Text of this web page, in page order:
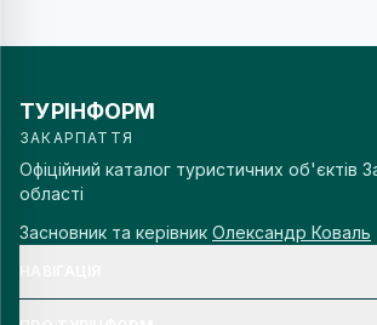
ТУРІНФОРМ
ЗАКАРПАТТЯ
Офіційний каталог туристичних об'єктів
області
Засновник та керівник Олександр Коваль